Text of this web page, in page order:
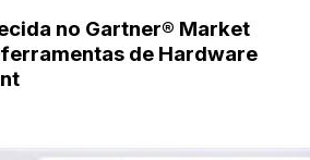
no Gartner® Market
de Hardware